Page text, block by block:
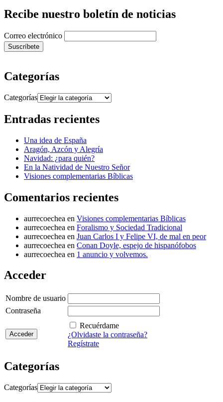
Recibe nuestro boletín de noticias
Correo electrónico
Categorías
Categorías
Entradas recientes
Una idea de España
Aragón, Azcón y Alegría
Navidad: ¿para quién?
En la Natividad de Nuestro Señor
Visiones complementarias Bíblicas
Comentarios recientes
aurrecoechea en Visiones complementarias Bíblicas
aurrecoechea en Foralismo y Sociedad Tradicional
aurrecoechea en Juan Carlos I y Felipe VI, de mal en peor
aurrecoechea en Conan Doyle, espejo de hispanófobos
aurrecoechea en 1 anuncio y volvemos.
Acceder
Nombre de usuario
Contraseña
Recuérdame
¿Olvidaste la contraseña?
Regístrate
Categorías
Categorías